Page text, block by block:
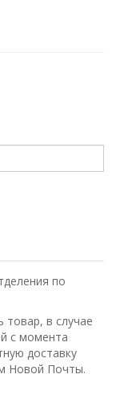
по
в случае
с момента
доставку
Новой Почты.